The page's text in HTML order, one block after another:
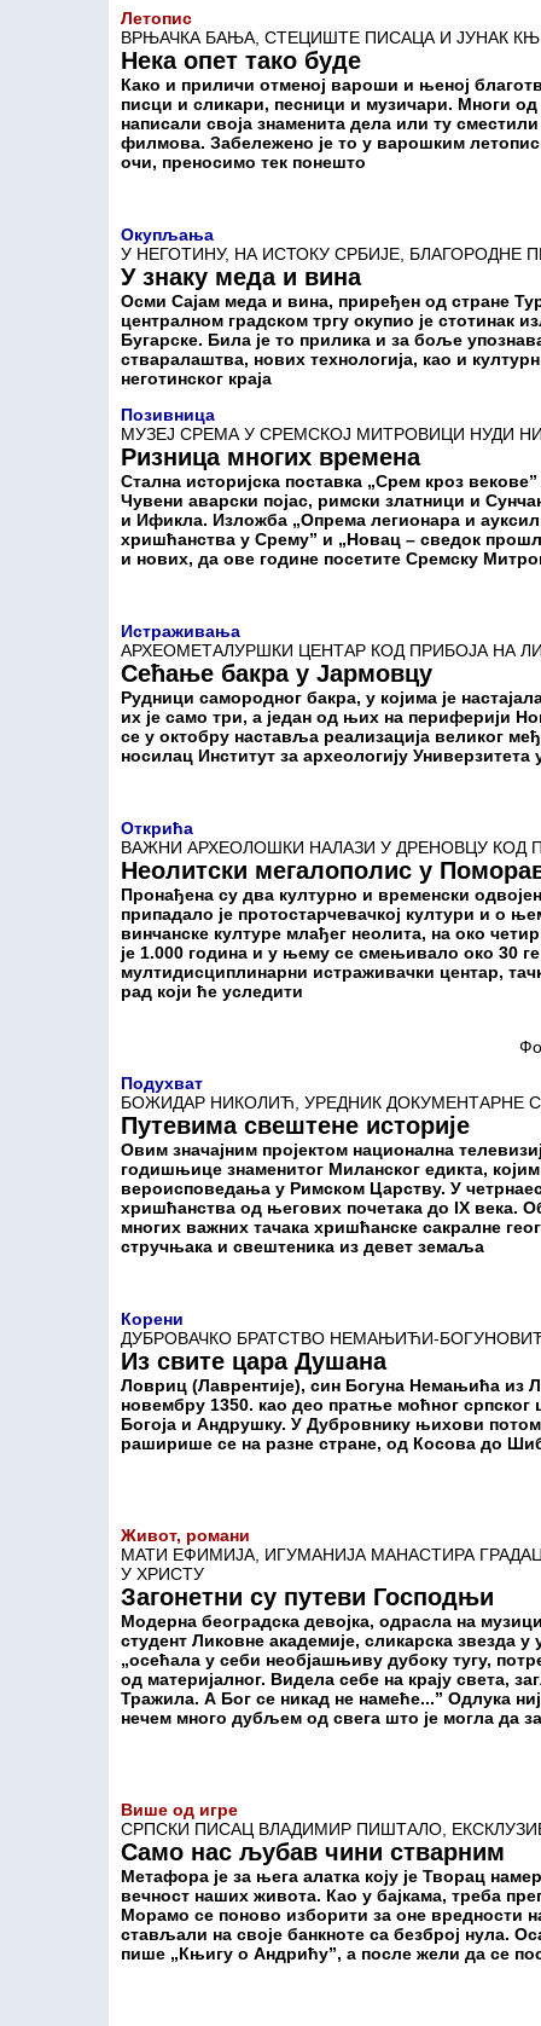
Летопис
ВРЊАЧКА БАЊА, СТЕЦИШТЕ ПИСАЦА И ЈУНАК
Нека опет тако буде
Како и приличи отменој вароши и њеној
писци и сликари, песници и музичари. Многи
написали своја знаменита дела или ту
филмова. Забележено је то у варошким
очи, преносимо тек понешто
Окупљања
У НЕГОТИНУ, НА ИСТОКУ СРБИЈЕ, БЛАГОРОДНЕ
У знаку меда и вина
Осми Сајам меда и вина, приређен од стране
централном градском тргу окупио је стотинак
Бугарске. Била је то прилика и за боље
стваралаштва, нових технологија, као и
неготинског краја
Позивница
МУЗЕЈ СРЕМА У СРЕМСКОЈ МИТРОВИЦИ НУДИ
Ризница многих времена
Стална историјска поставка „Срем кроз
Чувени аварски појас, римски златници и
и Ификла. Изложба „Опрема легионара и
хришћанства у Срему” и „Новац – сведок
и нових, да ове године посетите Сремску
Истраживања
АРХЕОМЕТАЛУРШКИ ЦЕНТАР КОД ПРИБОЈА НА
Сећање бакра у Јармовцу
Рудници самородног бакра, у којима је
их је само три, а један од њих на периферији
се у октобру наставља реализација великог
носилац Институт за археологију Универзитета
Открића
ВАЖНИ АРХЕОЛОШКИ НАЛАЗИ У ДРЕНОВЦУ КОД
Неолитски мегалополис у
Пронађена су два културно и временски
припадало је протостарчевачкој култури и о
винчанске културе млађег неолита, на око
је 1.000 година и у њему се смењивало око 30
мултидисциплинарни истраживачки центар,
рад који ће уследити
Подухват
БОЖИДАР НИКОЛИЋ, УРЕДНИК ДОКУМЕНТАРНЕ
Путевима свештене историје
Овим значајним пројектом национална
годишњице знаменитог Миланског едикта,
вероисповедања у Римском Царству. У
хришћанства од његових почетака до IX века.
многих важних тачака хришћанске сакралне
стручњака и свештеника из девет земаља
Корени
ДУБРОВАЧКО БРАТСТВО НЕМАЊИЋИ-
Из свите цара Душана
Ловриц (Лаврентије), син Богуна Немањића из
новембру 1350. као део пратње моћног
Богоја и Андрушку. У Дубровнику њихови
раширише се на разне стране, од Косова до
Живот, романи
МАТИ ЕФИМИЈА, ИГУМАНИЈА МАНАСТИРА
У ХРИСТУ
Загонетни су путеви Господњи
Модерна београдска девојка, одрасла на
студент Ликовне академије, сликарска звезда
„осећала у себи необјашњиву дубоку тугу,
од материјалног. Видела себе на крају света,
Тражила. А Бог се никад не намеће...” Одлука
нечем много дубљем од свега што је могла да
Више од игре
СРПСКИ ПИСАЦ ВЛАДИМИР ПИШТАЛО,
Само нас љубав чини стварним
Метафора је за њега алатка коју је Творац
вечност наших живота. Као у бајкама, треба
Морамо се поново изборити за оне вредности
стављали на своје банкноте са безброј нула.
пише „Књигу о Андрићу”, а после жели да се